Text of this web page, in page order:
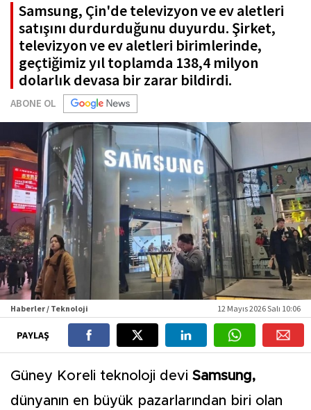
Samsung, Çin'de televizyon ve ev aletleri
satışını durdurduğunu duyurdu. Şirket,
televizyon ve ev aletleri birimlerinde,
geçtiğimiz yıl toplamda 138,4 milyon
dolarlık devasa bir zarar bildirdi.
ABONE OL
Haberler / Teknoloji 12 Mayıs 2026 Salı 10:06
PAYLAŞ
Güney Koreli teknoloji devi Samsung,
dünyanın en büyük pazarlarından biri olan